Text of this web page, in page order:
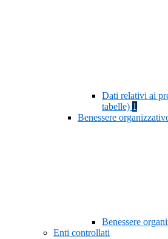
Dati relativi ai
tabelle) 1
Benessere
Benessere
Enti controllati